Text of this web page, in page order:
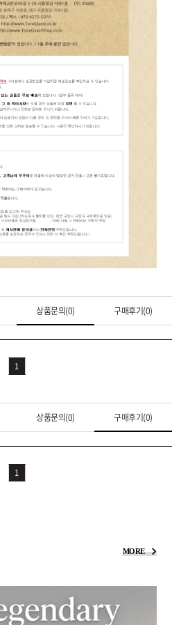
상품문의(0) 구매후기(0)
1
상품문의(0) 구매후기(0)
1
MORE